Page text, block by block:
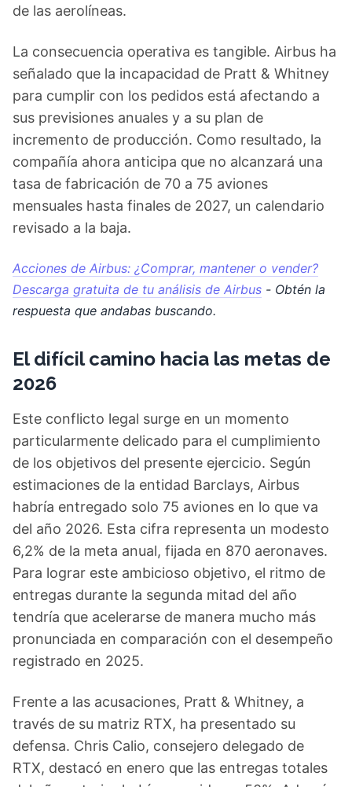
de las aerolíneas.
La consecuencia operativa es tangible. Airbus ha
señalado que la incapacidad de Pratt & Whitney
para cumplir con los pedidos está afectando a
sus previsiones anuales y a su plan de
incremento de producción. Como resultado, la
compañía ahora anticipa que no alcanzará una
tasa de fabricación de 70 a 75 aviones
mensuales hasta finales de 2027, un calendario
revisado a la baja.
Acciones de Airbus: ¿Comprar, mantener o vender?
Descarga gratuita de tu análisis de Airbus - Obtén la
respuesta que andabas buscando.
El difícil camino hacia las metas de
2026
Este conflicto legal surge en un momento
particularmente delicado para el cumplimiento
de los objetivos del presente ejercicio. Según
estimaciones de la entidad Barclays, Airbus
habría entregado solo 75 aviones en lo que va
del año 2026. Esta cifra representa un modesto
6,2% de la meta anual, fijada en 870 aeronaves.
Para lograr este ambicioso objetivo, el ritmo de
entregas durante la segunda mitad del año
tendría que acelerarse de manera mucho más
pronunciada en comparación con el desempeño
registrado en 2025.
Frente a las acusaciones, Pratt & Whitney, a
través de su matriz RTX, ha presentado su
defensa. Chris Calio, consejero delegado de
RTX, destacó en enero que las entregas totales